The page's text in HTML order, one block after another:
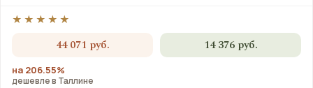
★★★★★
44 071 руб. 14 376 руб.
на 206.55%
дешевле в Таллине